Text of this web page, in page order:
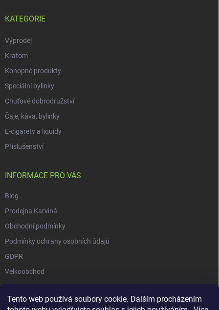
Tento web používá soubory cookie. Dalším procházením
KATEGORIE
Výprodej
Kratom
Konopné produkty
Speciální bylinky
Chuťové dobrodružství
Čaje, káva, bylinky
E-cigarety a liquidy
Příslušenství
INFORMACE PRO VÁS
Blog
Prodejna Karviná
Obchodní podmínky
Podmínky ochrany osobních údajů
GDPR
Velkoobchod
O nás
Vrácení zásilky přes Zásilkovnu